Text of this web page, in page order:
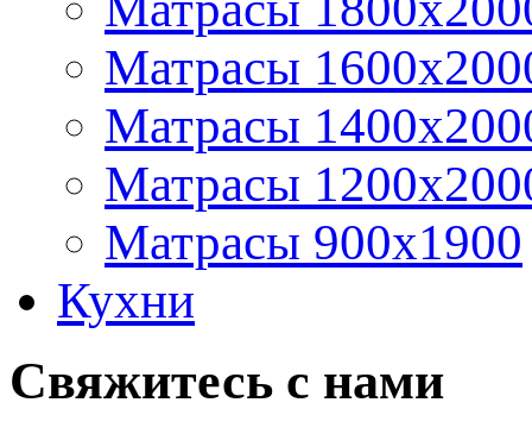
Матрасы
Матрасы
Матрасы
Матрасы 900x1900
Кухни
Свяжитесь с нами